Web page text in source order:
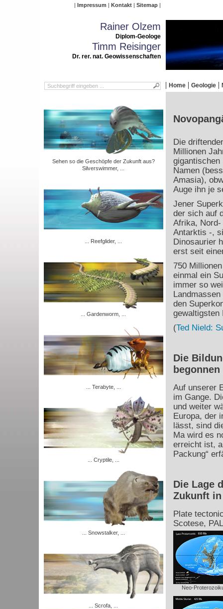
Impressum Kontakt Sitemap
Rainer Olzem
Diplom-Geologe
Timm Reisinger
Dr. rer. nat. Geowissenschaften
Home Geologie
Sehen so die Geschöpfe der Zukunft aus?
Silverswimmer, ...
... Reefglider, ...
... Gardenworm, ...
... Terabyte, ...
... Cryptile, ...
... Snowstalker, ...
... Scrofa, ...
Die
Millionen
gigantischen
Namen
Amasia),
Auge ihn je
Jener
der sich auf
Afrika, Nord-
Antarktis -,
Dinosaurier
erst seit
750
einmal ein
immer so
den
gewaltigsten
(Ted Nield:
Die
begonnen
Auf unserer
im Gange.
und weiter
Europa, der
lässt, sind
Ma wird es
erreicht ist,
Packung“
Die Lage
Zukunft
Plate
Scotese,
Neo-